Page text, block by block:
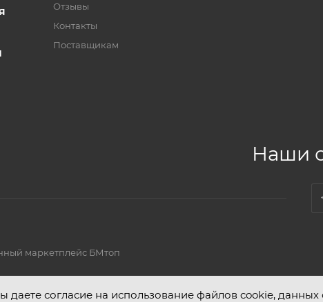
Отзывы
Контакты
Поставщикам
Наши
маркетплейс БМтоп
даете согласие на использование файлов cookie,